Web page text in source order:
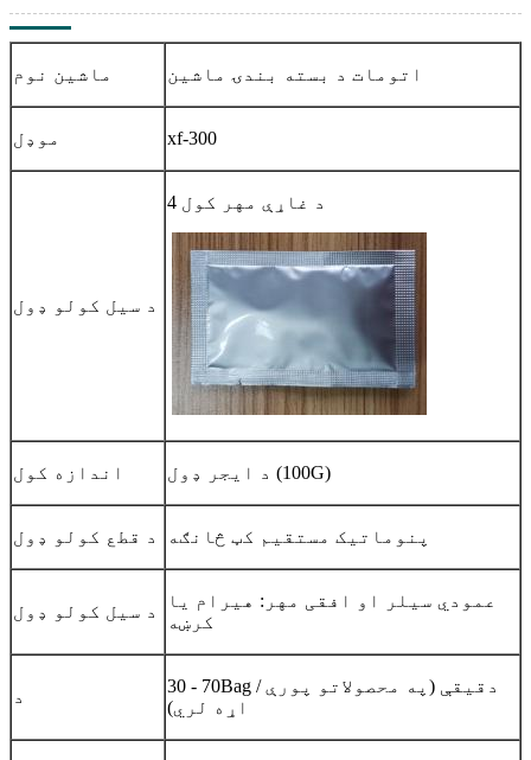
ماشین نوم اتومات د بسته بندۍ ماشین
موډل xf-300
د سیل کولو ډول
4 د غاړې مهر کول
اندازه کول د ایجر ډول (100G)
د قطع کولو ډول پنوماتیک مستقیم کټ څانګه
د سیل کولو ډول
عمودي سیلر او افقی مهر: هیرام یا
کرښه
د
30 - 70Bag / دقیقې (په محصولاتو پورې
اړه لري)